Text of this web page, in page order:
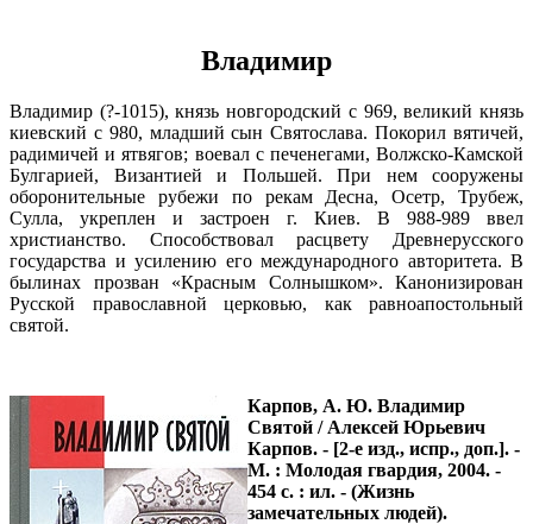
Владимир
Владимир (?-1015), князь новгородский с 969, великий князь
киевский с 980, младший сын Святослава. Покорил вятичей,
радимичей и ятвягов; воевал с печенегами, Волжско-Камской
Булгарией, Византией и Польшей. При нем сооружены
оборонительные рубежи по рекам Десна, Осетр, Трубеж,
Сулла, укреплен и застроен г. Киев. В 988-989 ввел
христианство. Способствовал расцвету Древнерусского
государства и усилению его международного авторитета. В
былинах прозван «Красным Солнышком». Канонизирован
Русской православной церковью, как равноапостольный
святой.
Карпов, А. Ю. Владимир
Святой / Алексей Юрьевич
Карпов. - [2-е изд., испр., доп.]. -
М. : Молодая гвардия, 2004. -
454 с. : ил. - (Жизнь
замечательных людей).